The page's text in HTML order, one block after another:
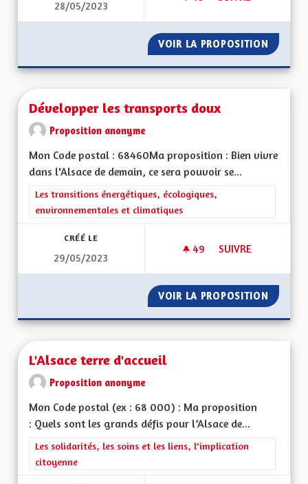
28/05/2023
VOIR LA PROPOSITION
Développer les transports doux
Proposition anonyme
Mon Code postal : 68460Ma proposition : Bien vivre
dans l'Alsace de demain, ce sera pouvoir se...
Filtrer les résultats de la catégorie : Les transitions
Les transitions énergétiques, écologiques,
environnementales et climatiques
CRÉÉ LE
29/05/2023
49 49 ABONNÉS
SUIVRE
VOIR LA PROPOSITION
L'Alsace terre d'accueil
Proposition anonyme
Mon Code postal (ex : 68 000) : Ma proposition
: Quels sont les grands défis pour l’Alsace de...
Filtrer les résultats de la catégorie : Les solidarités, les soins
Les solidarités, les soins et les liens, l'implication
citoyenne